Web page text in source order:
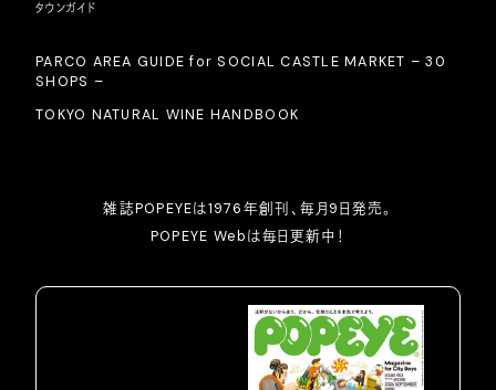
タウンガイド
PARCO AREA GUIDE for SOCIAL CASTLE MARKET – 30
SHOPS –
TOKYO NATURAL WINE HANDBOOK
雑誌POPEYEは1976年創刊、毎月9日発売。
POPEYE Webは毎日更新中！